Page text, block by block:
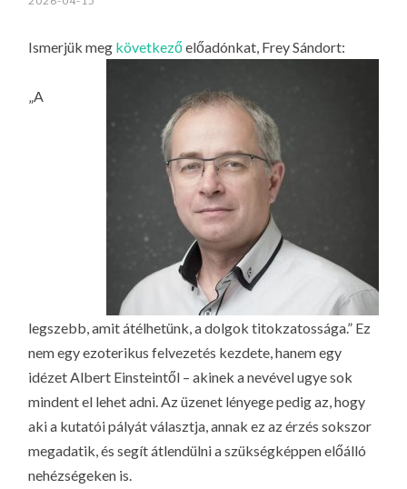
G
KI
G
Ismerjük meg következőelőadónkat, Frey Sándort:
„A
legszebb, amit átélhetünk, a dolgok titokzatossága.” Ez
nem egy ezoterikus felvezetés kezdete, hanem egy
idézet Albert Einsteintől – akinek a nevével ugye sok
mindent el lehet adni. Az üzenet lényege pedig az, hogy
aki a kutatói pályát választja, annak ez az érzés sokszor
megadatik, és segít átlendülni a szükségképpen előálló
nehézségeken is.